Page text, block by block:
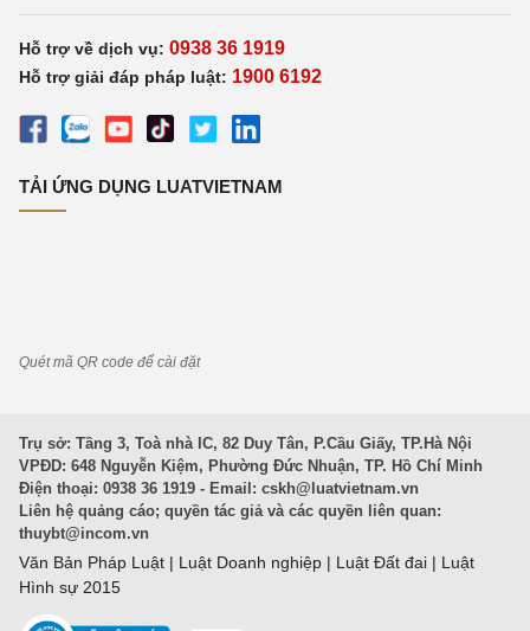
Hỗ trợ về dịch vụ: 0938 36 1919
Hỗ trợ giải đáp pháp luật: 1900 6192
TẢI ỨNG DỤNG LUATVIETNAM
Quét mã QR code để cài đặt
Trụ sở: Tầng 3, Toà nhà IC, 82 Duy Tân, P.Cầu Giấy, TP.Hà Nội
VPĐD: 648 Nguyễn Kiệm, Phường Đức Nhuận, TP. Hồ Chí Minh
Điện thoại: 0938 36 1919 - Email: cskh@luatvietnam.vn
Liên hệ quảng cáo; quyền tác giả và các quyền liên quan:
thuybt@incom.vn
Văn Bản Pháp Luật | Luật Doanh nghiệp | Luật Đất đai | Luật
Hình sự 2015